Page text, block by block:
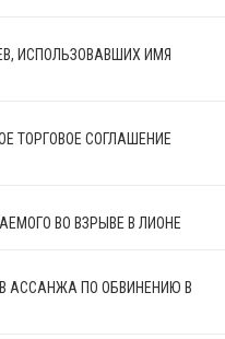
ИСПОЛЬЗОВАВШИХ ИМЯ
ТОРГОВОЕ СОГЛАШЕНИЕ
ВО ВЗРЫВЕ В ЛИОНЕ
АССАНЖА ПО ОБВИНЕНИЮ В